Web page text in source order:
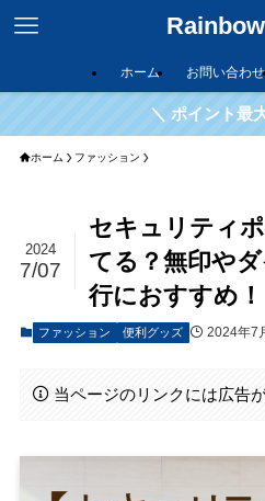
ホーム お問い合わせ
＼ ポイント最
ホーム ファッション
セキュリティ
てる？無印や
行におすすめ！
2024
7/07
ファッション 便利グッズ 2024年7
当ページのリンクには広告